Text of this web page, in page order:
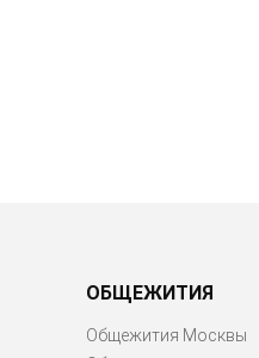
ОБЩЕЖИТИЯ
Общежития Москвы